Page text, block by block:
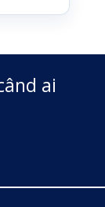
ai